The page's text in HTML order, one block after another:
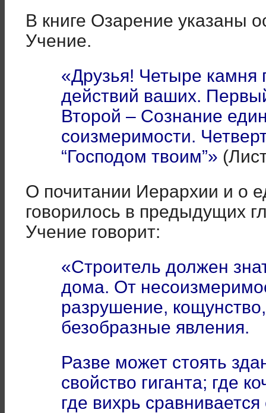
В книге Озарение указаны
Учение.
«Друзья! Четыре камня
действий ваших.
Второй – Сознание
соизмеримости.
“Господом твоим”»
О почитании Иерархии и о
говорилось в предыдущих
Учение говорит:
«Строитель должен
дома. От
разрушение,
безобразные явления.
Разве может стоять
свойство гиганта; где
где вихрь